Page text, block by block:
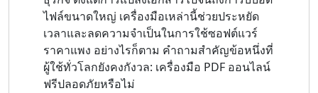
ไฟล์ขนาดใหญ่ เครื่องมือเหล่านี้ช่วยประหยัด
เวลาและลดความจำเป็นในการใช้ซอฟต์แวร์
ราคาแพง อย่างไรก็ตาม คำถามสำคัญข้อหนึ่งที่
ผู้ใช้ทั่วโลกยังคงกังวล: เครื่องมือ PDF ออนไลน์
ฟรีปลอดภัยหรือไม่